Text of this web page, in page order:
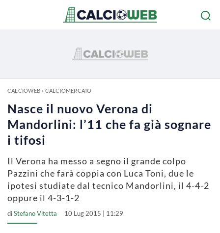
CALCIOWEB» CALCIOMERCATO
Nasce il nuovo Verona di
Mandorlini: l’11 che fa già sognare
i tifosi
Il Verona ha messo a segno il grande colpo
Pazzini che farà coppia con Luca Toni, due le
ipotesi studiate dal tecnico Mandorlini, il 4-4-2
oppure il 4-3-1-2
diStefano Vitetta 10 Lug 2015 | 11:29